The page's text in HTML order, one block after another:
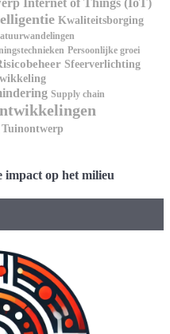
Kwaliteitsborging
Persoonlijke groei
Sfeerverlichting
Supply chain
Tuinontwerp
impact op het milieu